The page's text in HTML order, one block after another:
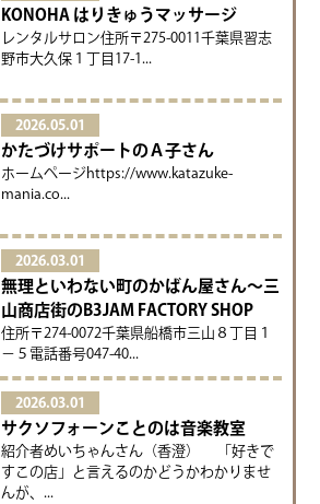
KONOHA はりきゅうマッサージ
レンタルサロン住所〒275-0011千葉県習志
野市大久保１丁目17-1...
2026.05.01
かたづけサポートのＡ子さん
ホームページhttps://www.katazuke-
mania.co...
2026.03.01
無理といわない町のかばん屋さん～三
山商店街のB3JAM FACTORY SHOP
住所〒274-0072千葉県船橋市三山８丁目１
−５電話番号047-40...
2026.03.01
サクソフォーンことのは音楽教室
紹介者めいちゃんさん（香澄） 「好きで
すこの店」と言えるのかどうかわかりませ
んが、...